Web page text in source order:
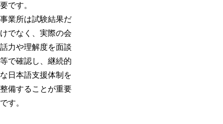
要です。
事業所は試験結果だ
けでなく、実際の会
話力や理解度を面談
等で確認し、継続的
な日本語支援体制を
整備することが重要
です。